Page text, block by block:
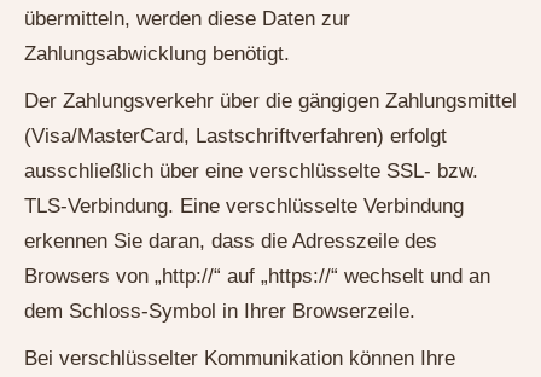
übermitteln, werden diese Daten zur
Zahlungsabwicklung benötigt.
Der Zahlungsverkehr über die gängigen Zahlungsmittel
(Visa/MasterCard, Lastschriftverfahren) erfolgt
ausschließlich über eine verschlüsselte SSL- bzw.
TLS-Verbindung. Eine verschlüsselte Verbindung
erkennen Sie daran, dass die Adresszeile des
Browsers von „http://“ auf „https://“ wechselt und an
dem Schloss-Symbol in Ihrer Browserzeile.
Bei verschlüsselter Kommunikation können Ihre